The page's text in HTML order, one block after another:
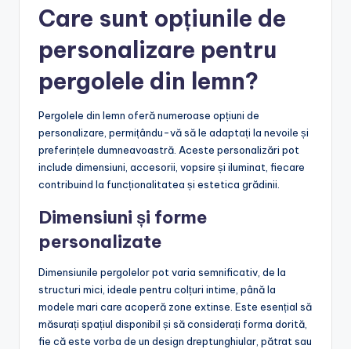
Care sunt opțiunile de
personalizare pentru
pergolele din lemn?
Pergolele din lemn oferă numeroase opțiuni de
personalizare, permițându-vă să le adaptați la nevoile și
preferințele dumneavoastră. Aceste personalizări pot
include dimensiuni, accesorii, vopsire și iluminat, fiecare
contribuind la funcționalitatea și estetica grădinii.
Dimensiuni și forme
personalizate
Dimensiunile pergolelor pot varia semnificativ, de la
structuri mici, ideale pentru colțuri intime, până la
modele mari care acoperă zone extinse. Este esențial să
măsurați spațiul disponibil și să considerați forma dorită,
fie că este vorba de un design dreptunghiular, pătrat sau